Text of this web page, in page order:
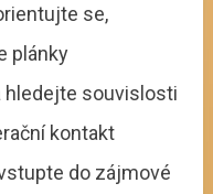
se,
plánky
hledejte souvislosti
kontakt
do zájmové